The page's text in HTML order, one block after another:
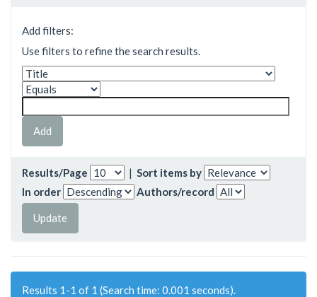
Add filters:
Use filters to refine the search results.
Results/Page | Sort items by
In order
Authors/record
Results 1-1 of 1 (Search time: 0.001 seconds).